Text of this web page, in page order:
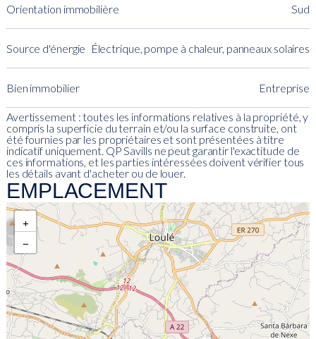
Orientation immobilière Sud
Source d'énergie Électrique, pompe à chaleur, panneaux solaires
Bien immobilier Entreprise
Avertissement : toutes les informations relatives à la propriété, y
compris la superficie du terrain et/ou la surface construite, ont
été fournies par les propriétaires et sont présentées à titre
indicatif uniquement. QP Savills ne peut garantir l'exactitude de
ces informations, et les parties intéressées doivent vérifier tous
les détails avant d'acheter ou de louer.
EMPLACEMENT
+
−